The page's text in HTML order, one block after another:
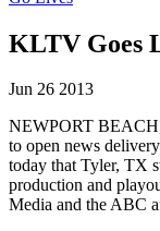
KLTV Goes
Jun 26 2013
NEWPORT
to open news
today that Tyler, TX
production and
Media and the ABC